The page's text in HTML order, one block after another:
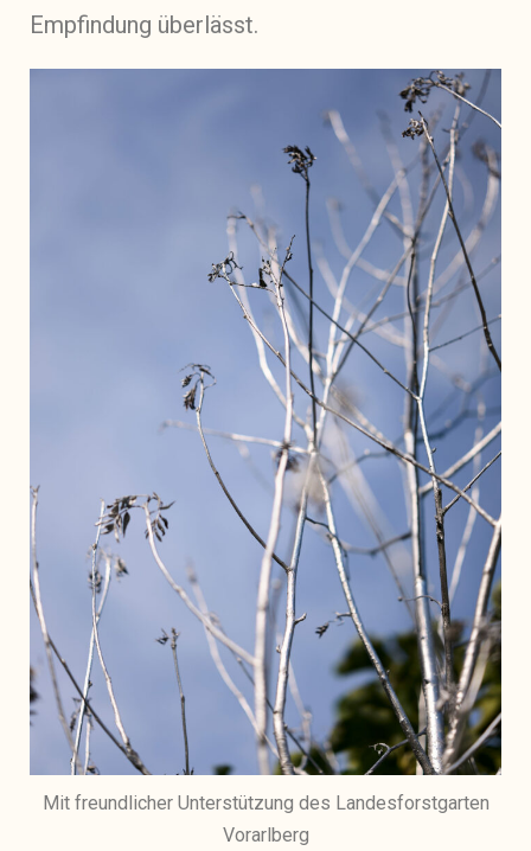
Empfindung überlässt.
Mit freundlicher Unterstützung des Landesforstgarten
Vorarlberg